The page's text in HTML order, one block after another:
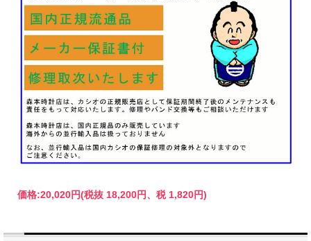
価格:20,020円(税抜 18,200円、税 1,820円)